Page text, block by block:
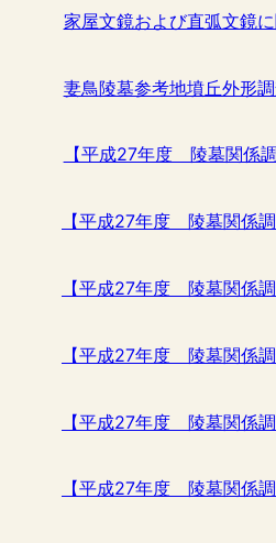
家屋文鏡および直弧文鏡
妻鳥陵墓参考地墳丘外形
【平成27年度 陵墓関係